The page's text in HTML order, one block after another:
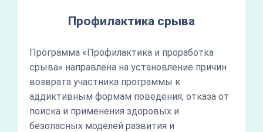
Профилактика срыва
Программа «Профилактика и проработка
срыва» направлена на установление причин
возврата участника программы к
аддиктивным формам поведения, отказа от
поиска и применения здоровых и
безопасных моделей развития и